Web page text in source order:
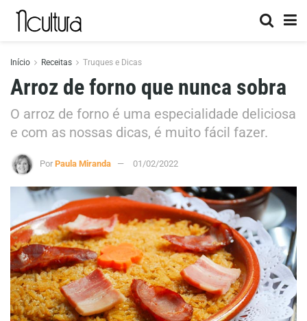
Início Receitas Truques e Dicas
Arroz de forno que nunca sobra
O arroz de forno é uma especialidade deliciosa
e com as nossas dicas, é muito fácil fazer.
Por Paula Miranda 01/02/2022